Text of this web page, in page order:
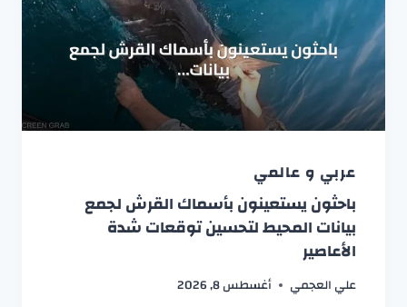
عربي و عالمي
باحثون يستعينون بأسماك القرش لجمع
بيانات المحيط لتحسين توقعات شدة
الأعاصير
علي العجمي أغسطس 8, 2026